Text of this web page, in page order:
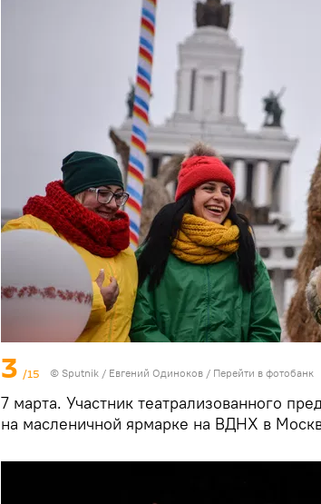
3 /15 © Sputnik / Евгений Одиноков / Перейти в фотобанк
7 марта. Участник театрализованного
на масленичной ярмарке на ВДНХ в